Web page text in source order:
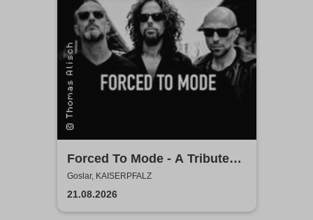
Forced To Mode - A Tribute
To Depeche Mode
Goslar, KAISERPFALZ
21.08.2026